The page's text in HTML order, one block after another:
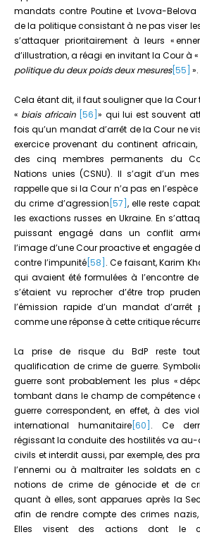
mandats contre Poutine et Lvova-
de la politique consistant à ne pas viser
s’attaquer prioritairement à leurs «
d’illustration, a réagi en invitant la Cour à «
politique du deux poids deux mesures[55] ».
Cela étant dit, il faut souligner que la Cour
« biais africain [56]» qui lui est souvent
fois qu’un mandat d’arrêt de la Cour ne
exercice provenant du continent
des cinq membres permanents du
Nations unies (CSNU). Il s’agit d’un
rappelle que si la Cour n’a pas en
du crime d’agression [57] , elle reste
les exactions russes en Ukraine. En
puissant engagé dans un conflit
l’image d’une Cour proactive et engagée
contre l’impunité[58] . Ce faisant, Karim
qui avaient été formulées à l’encontre
s’étaient vu reprocher d’être trop
l’émission rapide d’un mandat d’arrêt
comme une réponse à cette critique
La prise de risque du BdP reste
qualification de crime de guerre.
guerre sont probablement les plus «
tombant dans le champ de compétence
guerre correspondent, en effet, à des
international humanitaire[60] . Ce
régissant la conduite des hostilités va
civils et interdit aussi, par exemple, des
l’ennemi ou à maltraiter les soldats en
notions de crime de génocide et de
quant à elles, sont apparues après la
afin de rendre compte des crimes nazis,
Elles visent des actions dont le